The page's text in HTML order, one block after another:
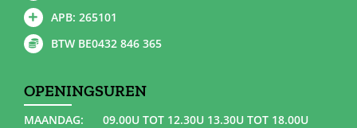
APB: 265101
BTW BE0432 846 365
OPENINGSUREN
MAANDAG:
09.00U TOT 12.30U 13.30U TOT 18.00U